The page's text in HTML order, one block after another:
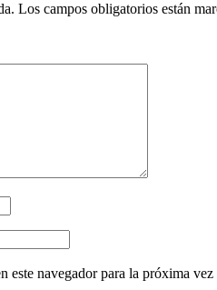
Los campos obligatorios están
navegador para la próxima vez